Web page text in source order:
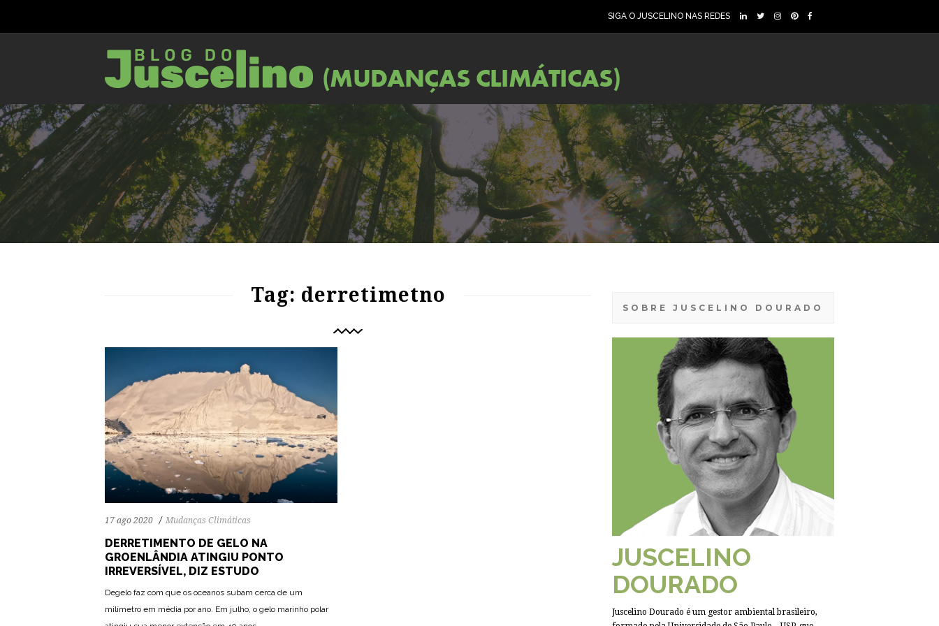
SIGA O JUSCELINO NAS REDES
Tag: derretimetno
17 ago 2020 Mudanças Climáticas
DERRETIMENTO DE GELO NA
GROENLÂNDIA ATINGIU PONTO
IRREVERSÍVEL, DIZ ESTUDO
Degelo faz com que os oceanos subam cerca de um
milímetro em média por ano. Em julho, o gelo marinho polar
SOBRE JUSCELINO DOURADO
JUSCELINO
DOURADO
Juscelino Dourado é um gestor ambiental brasileiro,